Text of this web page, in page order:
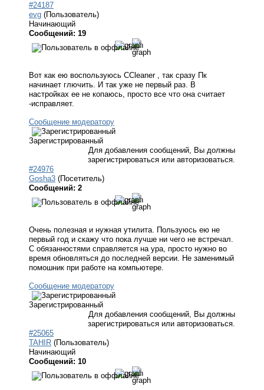
#24187
evg (Пользователь)
Начинающий
Сообщений: 19
Вот как ею воспользуюсь CCleaner , так сразу Пк
начинает глючить. И так уже не первый раз. В
настройках ее не копаюсь, просто все что она считает
-исправляет.
Сообщение модератору
Зарегистрированный
Для добавления сообщений, Вы должны
зарегистрироваться или авторизоваться.
#24976
Gosha3 (Посетитель)
Сообщений: 2
Очень полезная и нужная утилита. Пользуюсь ею не
первый год и скажу что пока лучше ни чего не встречал.
С обязанностями справляется на ура, просто нужно во
время обновляться до последней версии. Не заменимый
помошник при работе на компьютере.
Сообщение модератору
Зарегистрированный
Для добавления сообщений, Вы должны
зарегистрироваться или авторизоваться.
#25065
TAHIR (Пользователь)
Начинающий
Сообщений: 10